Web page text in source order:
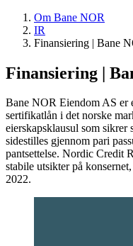
Om Bane NOR
IR
Finansiering | Bane
Finansiering |
Bane NOR Eiendom AS er
sertifikatlån i det norske
eierskapsklausul som sikrer
sidestilles gjennom pari
pantsettelse. Nordic Credit
stabile utsikter på
2022.